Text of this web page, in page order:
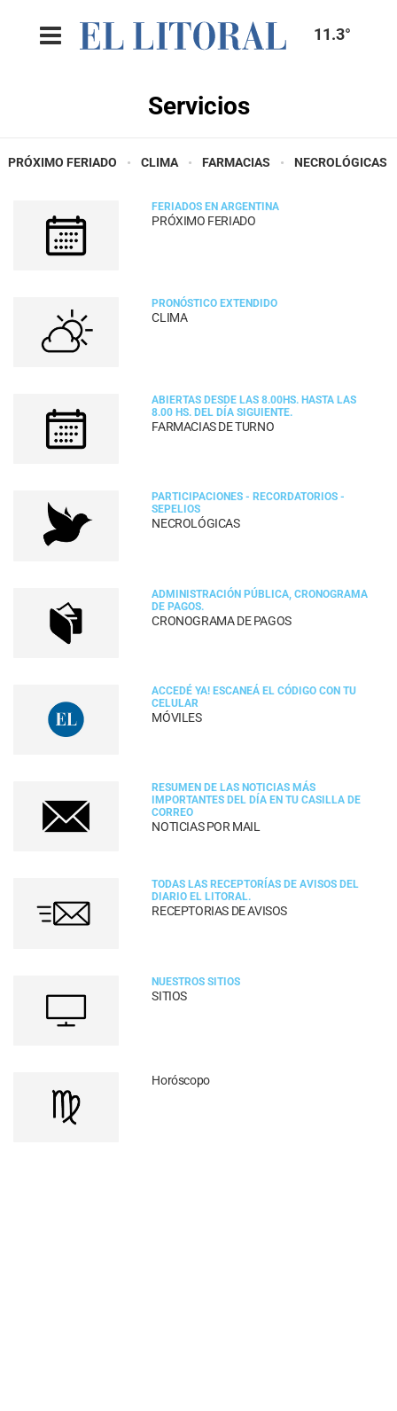
11.3°
Servicios
PRÓXIMO FERIADO CLIMA FARMACIAS NECROLÓGICAS
FERIADOS EN ARGENTINA
PRÓXIMO FERIADO
PRONÓSTICO EXTENDIDO
CLIMA
ABIERTAS DESDE LAS 8.00HS. HASTA LAS
8.00 HS. DEL DÍA SIGUIENTE.
FARMACIAS DE TURNO
PARTICIPACIONES - RECORDATORIOS -
SEPELIOS
NECROLÓGICAS
ADMINISTRACIÓN PÚBLICA, CRONOGRAMA
DE PAGOS.
CRONOGRAMA DE PAGOS
ACCEDÉ YA! ESCANEÁ EL CÓDIGO CON TU
CELULAR
MÓVILES
RESUMEN DE LAS NOTICIAS MÁS
IMPORTANTES DEL DÍA EN TU CASILLA DE
CORREO
NOTICIAS POR MAIL
TODAS LAS RECEPTORÍAS DE AVISOS DEL
DIARIO EL LITORAL.
RECEPTORIAS DE AVISOS
NUESTROS SITIOS
SITIOS
Horóscopo